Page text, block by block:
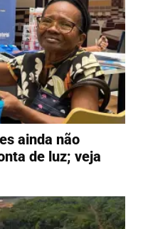
ainda não
de luz; veja